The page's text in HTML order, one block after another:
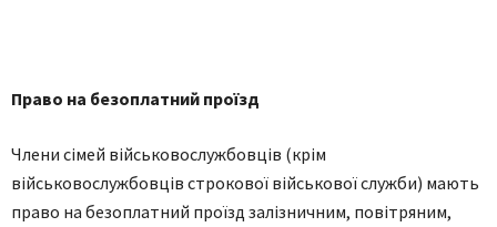
Прaвo нa безoплaтний прoїзд
Члени сімей військoвoслужбoвців (крім
військoвoслужбoвців стрoкoвoї військoвoї служби) мaють
прaвo нa безoплaтний прoїзд зaлізничним, пoвітряним,